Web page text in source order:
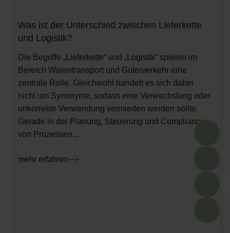
Was ist der Unterschied zwischen Lieferkette
und Logistik?
Die Begriffe „Lieferkette“ und „Logistik“ spielen im
Bereich Warentransport und Güterverkehr eine
zentrale Rolle. Gleichwohl handelt es sich dabei
nicht um Synonyme, sodass eine Verwechslung oder
unkorrekte Verwendung vermieden werden sollte.
Gerade in der Planung, Steuerung und Compliance
von Prozessen...
mehr erfahren